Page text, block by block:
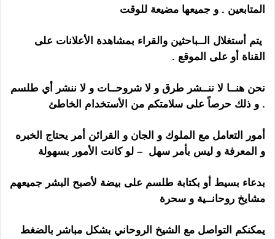
المتابعين . و جميعها مضيعة للوقت
يتم أستغلال الــباحثين والقراء بمشاهدة الأعلانات على
القناة أو على الموقع .
نحن هنــا لا ننــشر طرق و لا شروحــات و لا ننشر أي طلسم
. و ذلك حرصاً على سلامتكم من الأستخدام الخاطئ
أمور التعامل مع الملوك و الجان و القرائن أمر يحتاج الخبره
و المعرفة و ليس بأمر سهل – لو كانت الأمور بسهولة
بدعاء بسيط أو بكتابة طلسم على بيضة لأصبح البشر جميعهم
مشايخ روحانــية و سحرة
يمكنكم التواصل مع الشيخ الروحاني بشكل مباشر بالضغط